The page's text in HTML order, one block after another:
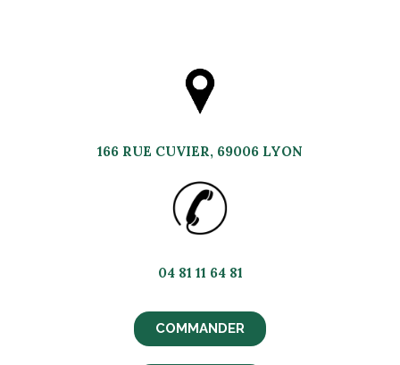
166 RUE CUVIER, 69006 LYON
04 81 11 64 81
COMMANDER